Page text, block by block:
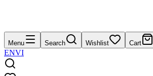
Menu Search Wishlist Cart
ENVI